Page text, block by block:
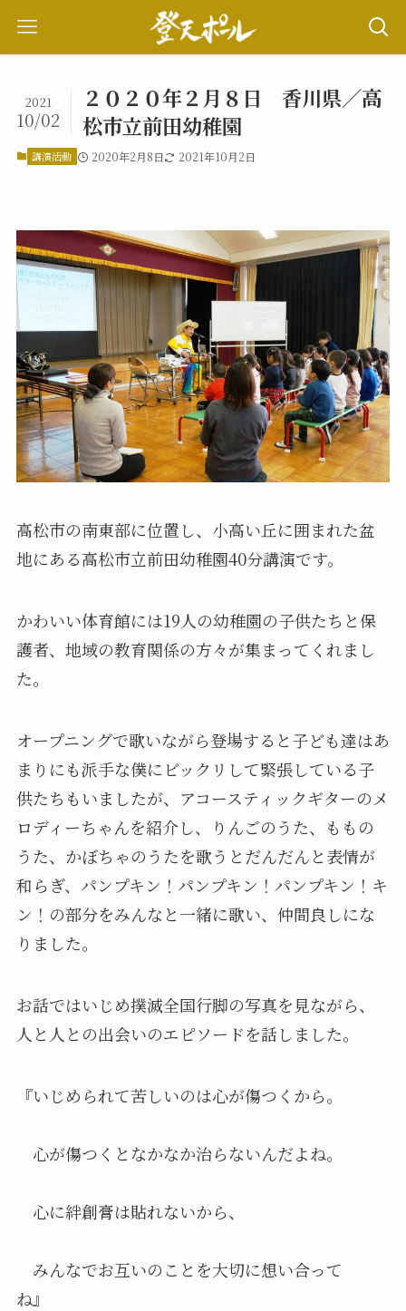
２０２０年２月８日 香川県／高
松市立前田幼稚園
2021
10/02
講演活動 2020年2月8日 2021年10月2日
高松市の南東部に位置し、小高い丘に囲まれた盆
地にある高松市立前田幼稚園40分講演です。
かわいい体育館には19人の幼稚園の子供たちと保
護者、地域の教育関係の方々が集まってくれまし
た。
オープニングで歌いながら登場すると子ども達はあ
まりにも派手な僕にビックリして緊張している子
供たちもいましたが、アコースティックギターのメ
ロディーちゃんを紹介し、りんごのうた、ももの
うた、かぼちゃのうたを歌うとだんだんと表情が
和らぎ、パンプキン！パンプキン！パンプキン！キ
ン！の部分をみんなと一緒に歌い、仲間良しにな
りました。
お話ではいじめ撲滅全国行脚の写真を見ながら、
人と人との出会いのエピソードを話しました。
『いじめられて苦しいのは心が傷つくから。
心が傷つくとなかなか治らないんだよね。
心に絆創膏は貼れないから、
みんなでお互いのことを大切に想い合って
ね』